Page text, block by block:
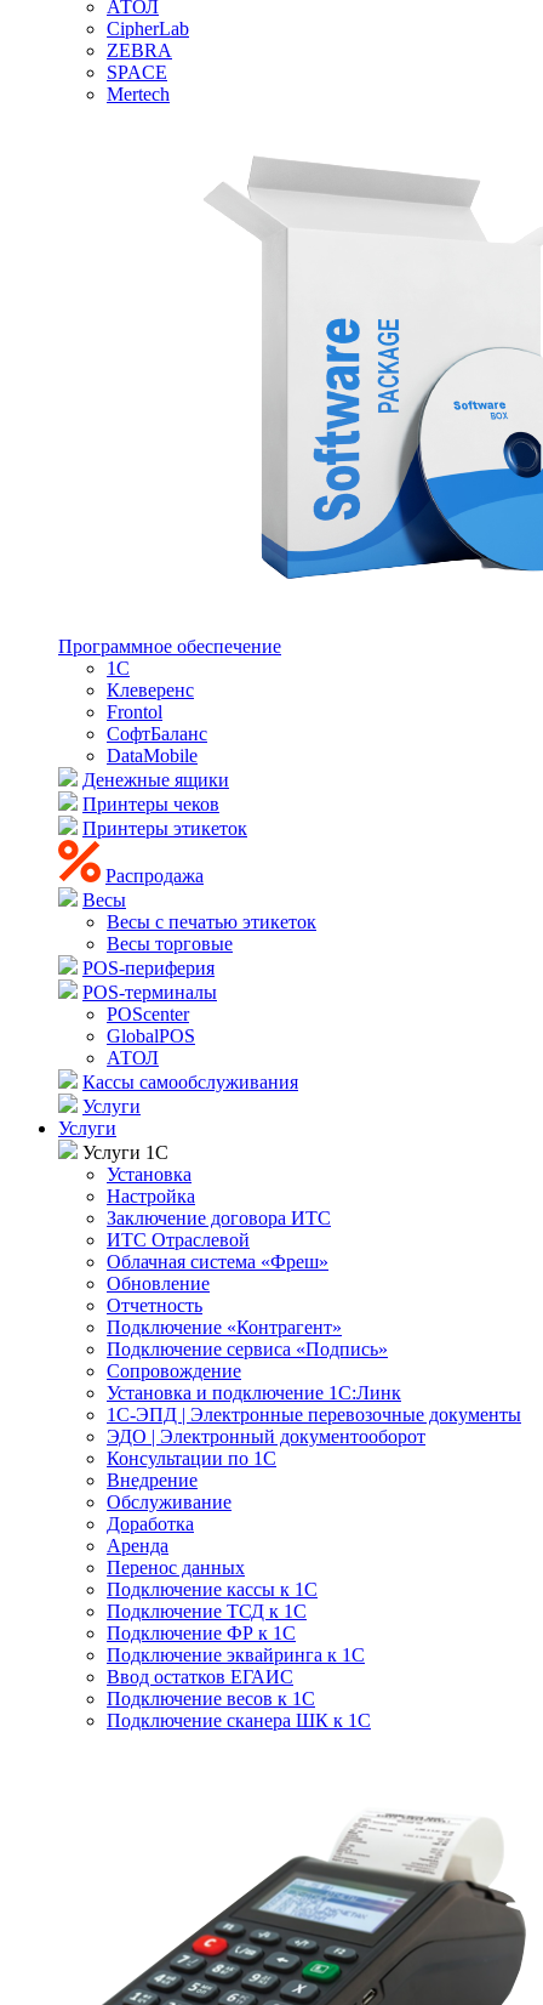
АТОЛ
CipherLab
ZEBRA
SPACE
Mertech
Программное обеспечение
1С
Клеверенс
Frontol
СофтБаланс
DataMobile
Денежные ящики
Принтеры чеков
Принтеры этикеток
Распродажа
Весы
Весы с печатью этикеток
Весы торговые
POS-периферия
POS-терминалы
POScenter
GlobalPOS
АТОЛ
Кассы самообслуживания
Услуги
Услуги
Услуги 1С
Установка
Настройка
Заключение договора ИТС
ИТС Отраслевой
Облачная система «Фреш»
Обновление
Отчетность
Подключение «Контрагент»
Подключение сервиса «Подпись»
Сопровождение
Установка и подключение 1С:Линк
1С-ЭПД | Электронные перевозочные документы
ЭДО | Электронный документооборот
Консультации по 1С
Внедрение
Обслуживание
Доработка
Аренда
Перенос данных
Подключение кассы к 1С
Подключение ТСД к 1С
Подключение ФР к 1С
Подключение эквайринга к 1С
Ввод остатков ЕГАИС
Подключение весов к 1С
Подключение сканера ШК к 1С